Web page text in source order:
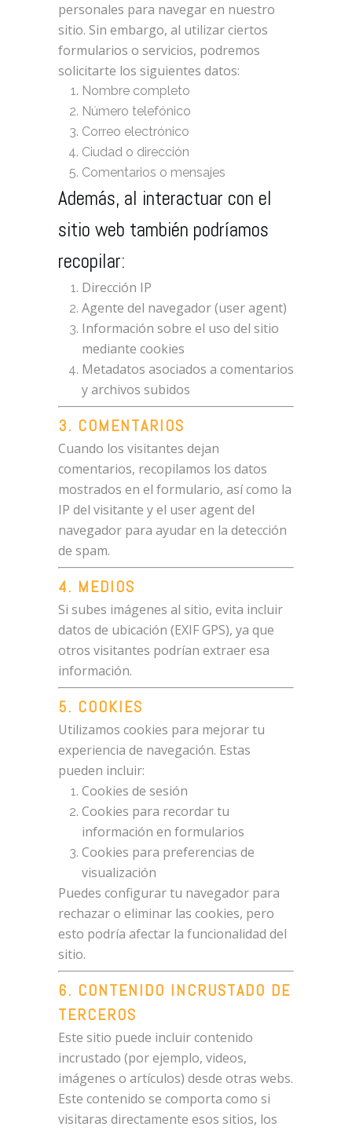
personales para navegar en nuestro
sitio. Sin embargo, al utilizar ciertos
formularios o servicios, podremos
solicitarte los siguientes datos:
Nombre completo
Número telefónico
Correo electrónico
Ciudad o dirección
Comentarios o mensajes
Además, al interactuar con el
sitio web también podríamos
recopilar:
Dirección IP
Agente del navegador (user agent)
Información sobre el uso del sitio
mediante cookies
Metadatos asociados a comentarios
y archivos subidos
3. COMENTARIOS
Cuando los visitantes dejan
comentarios, recopilamos los datos
mostrados en el formulario, así como la
IP del visitante y el user agent del
navegador para ayudar en la detección
de spam.
4. MEDIOS
Si subes imágenes al sitio, evita incluir
datos de ubicación (EXIF GPS), ya que
otros visitantes podrían extraer esa
información.
5. COOKIES
Utilizamos cookies para mejorar tu
experiencia de navegación. Estas
pueden incluir:
Cookies de sesión
Cookies para recordar tu
información en formularios
Cookies para preferencias de
visualización
Puedes configurar tu navegador para
rechazar o eliminar las cookies, pero
esto podría afectar la funcionalidad del
sitio.
6. CONTENIDO INCRUSTADO DE
TERCEROS
Este sitio puede incluir contenido
incrustado (por ejemplo, videos,
imágenes o artículos) desde otras webs.
Este contenido se comporta como si
visitaras directamente esos sitios, los